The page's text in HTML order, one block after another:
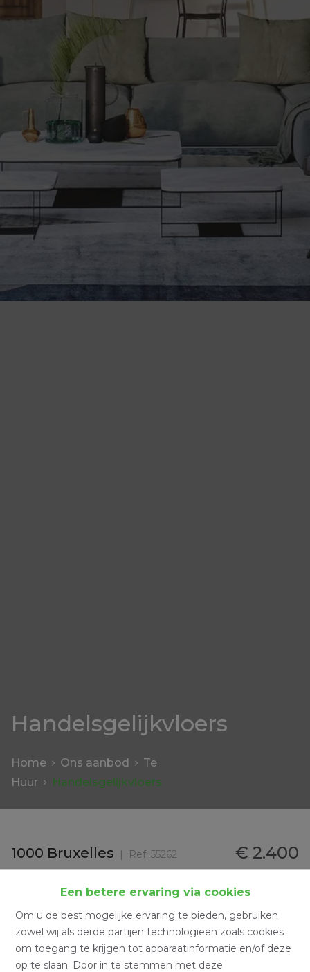
Een betere ervaring via cookies
Om u de best mogelijke ervaring te bieden, gebruiken
zowel wij als derde partijen technologieën zoals cookies
om toegang te krijgen tot apparaatinformatie en/of deze
op te slaan. Door in te stemmen met deze
Handelsgelijkvloers
Home Ons aanbod
Te
Huur
Handelsgelijkvloers
1000 Bruxelles Ref: 55262 € 2.400